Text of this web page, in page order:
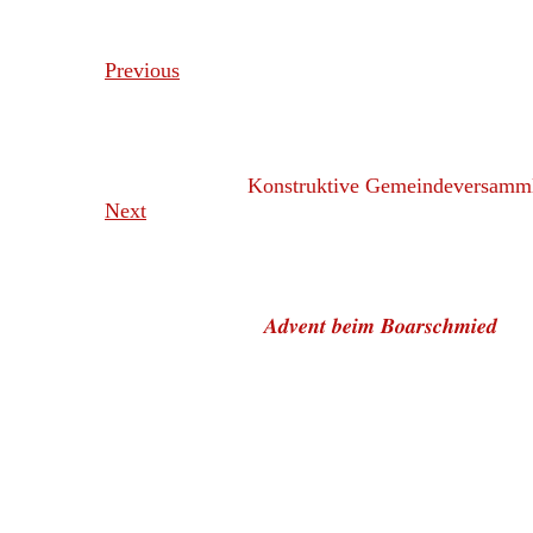
Previous
Konstruktive
Next
𝑨𝒅𝒗𝒆𝒏𝒕 𝒃𝒆𝒊𝒎 𝑩𝒐𝒂𝒓𝒔𝒄𝒉𝒎𝒊𝒆𝒅